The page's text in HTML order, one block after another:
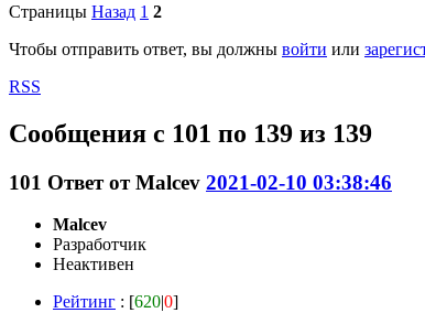
Страницы Назад 1 2
Чтобы отправить ответ, вы должны войти или
RSS
Сообщения с 101 по 139 из 139
101 Ответ отMalcev 2021-02-10 03:38:46
Malcev
Разработчик
Неактивен
Рейтинг : [620|0]